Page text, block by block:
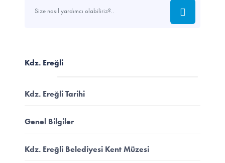
Kdz. Ereğli
Kdz. Ereğli Tarihi
Genel Bilgiler
Kdz. Ereğli Belediyesi Kent Müzesi